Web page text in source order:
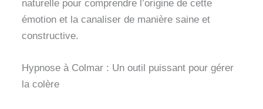
naturelle pour comprendre l’origine de cette
émotion et la canaliser de manière saine et
constructive.
Hypnose à Colmar : Un outil puissant pour gérer
la colère